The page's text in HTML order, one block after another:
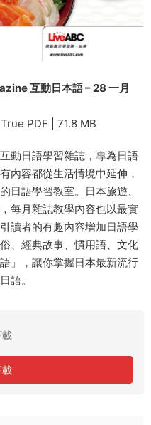
互動日本語 – 28 一月
PDF | 71.8 MB
動日語學習雜誌，專為日語
內容都從生活情境中延伸，
日語學習教室。日本旅遊、
每月雜誌教學內容也以最實
讀者的有趣內容增加日語學
、經典故事、慣用語、文化
」，讓你掌握日本最新流行
語。